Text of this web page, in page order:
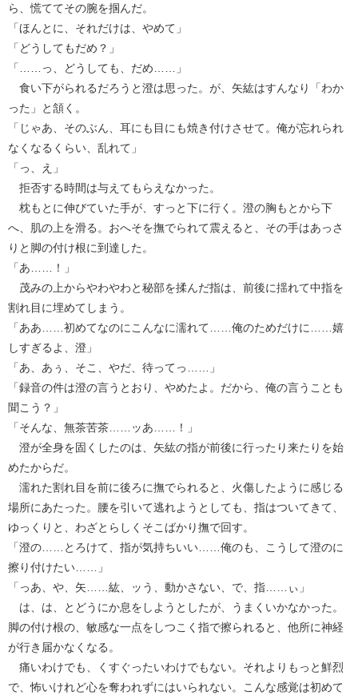
ら、慌ててその腕を掴んだ。
「ほんとに、それだけは、やめて」
「どうしてもだめ？」
「……っ、どうしても、だめ……」
食い下がられるだろうと澄は思った。が、矢紘はすんなり「わか
った」と頷く。
「じゃあ、そのぶん、耳にも目にも焼き付けさせて。俺が忘れられ
なくなるくらい、乱れて」
「っ、え」
拒否する時間は与えてもらえなかった。
枕もとに伸びていた手が、すっと下に行く。澄の胸もとから下
へ、肌の上を滑る。おへそを撫でられて震えると、その手はあっさ
りと脚の付け根に到達した。
「あ……！」
茂みの上からやわやわと秘部を揉んだ指は、前後に揺れて中指を
割れ目に埋めてしまう。
「ああ……初めてなのにこんなに濡れて……俺のためだけに……嬉
しすぎるよ、澄」
「あ、あぅ、そこ、やだ、待ってっ……」
「録音の件は澄の言うとおり、やめたよ。だから、俺の言うことも
聞こう？」
「そんな、無茶苦茶……ッあ……！」
澄が全身を固くしたのは、矢紘の指が前後に行ったり来たりを始
めたからだ。
濡れた割れ目を前に後ろに撫でられると、火傷したように感じる
場所にあたった。腰を引いて逃れようとしても、指はついてきて、
ゆっくりと、わざとらしくそこばかり撫で回す。
「澄の……とろけて、指が気持ちいい……俺のも、こうして澄のに
擦り付けたい……」
「っあ、や、矢……紘、ッう、動かさない、で、指……ぃ」
は、は、とどうにか息をしようとしたが、うまくいかなかった。
脚の付け根の、敏感な一点をしつこく指で擦られると、他所に神経
が行き届かなくなる。
痛いわけでも、くすぐったいわけでもない。それよりもっと鮮烈
で、怖いけれど心を奪われずにはいられない。こんな感覚は初めて